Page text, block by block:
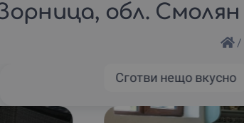
обл. Смолян
/
Сготви нещо вкусно